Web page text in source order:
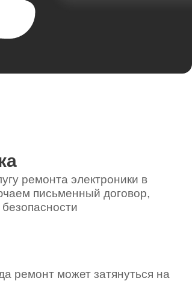
ремонта электроники в
письменный договор,
ремонт может затянуться на